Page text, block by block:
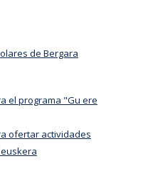
de Bergara
el programa "Gu ere
ofertar actividades